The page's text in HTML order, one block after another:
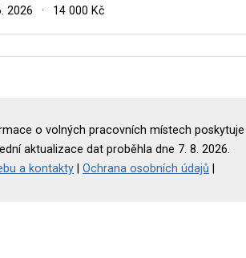
2026
· 14 000 Kč
o volných pracovních místech
aktualizace dat proběhla dne 7. 8. 2026.
a kontakty
Ochrana osobních údajů